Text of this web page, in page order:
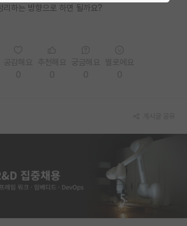
게시판
판
게시판
리하는 방향으로 하면 될까요?